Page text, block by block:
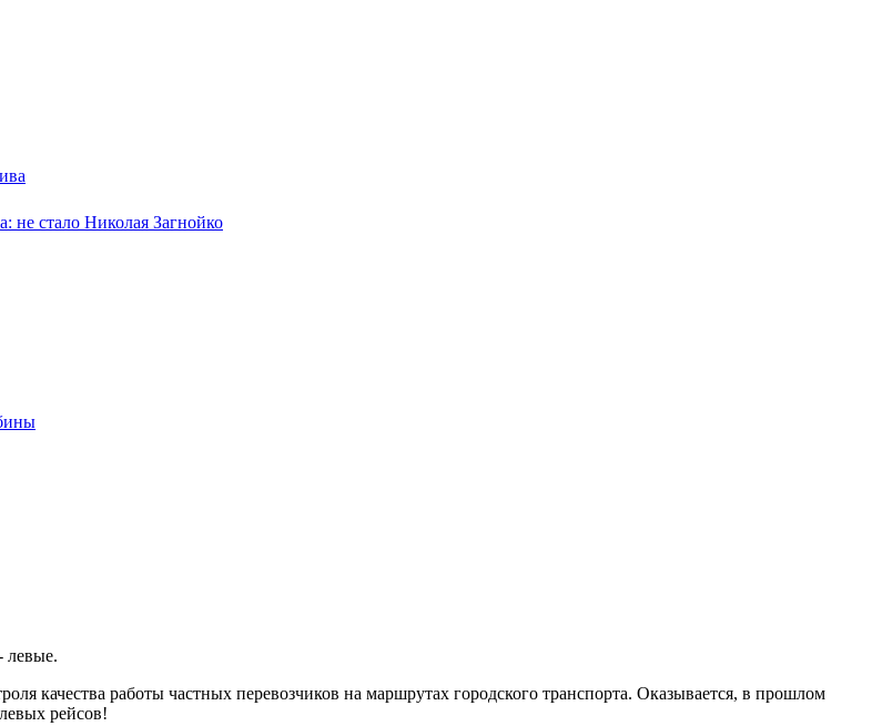
не стало Николая Загнойко
левые.
качества работы частных перевозчиков на маршрутах городского транспорта. Оказывается, в прошлом
рейсов!